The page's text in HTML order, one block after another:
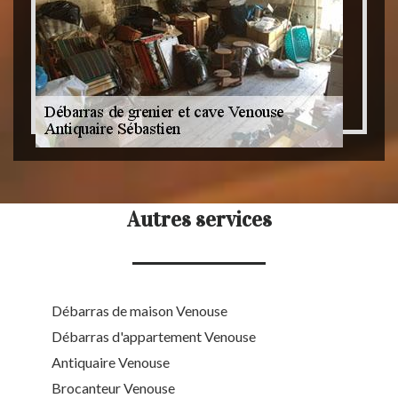
Autres services
Débarras de maison Venouse
Débarras d'appartement Venouse
Antiquaire Venouse
Brocanteur Venouse